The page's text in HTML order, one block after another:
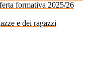
formativa 2025/26
e dei ragazzi